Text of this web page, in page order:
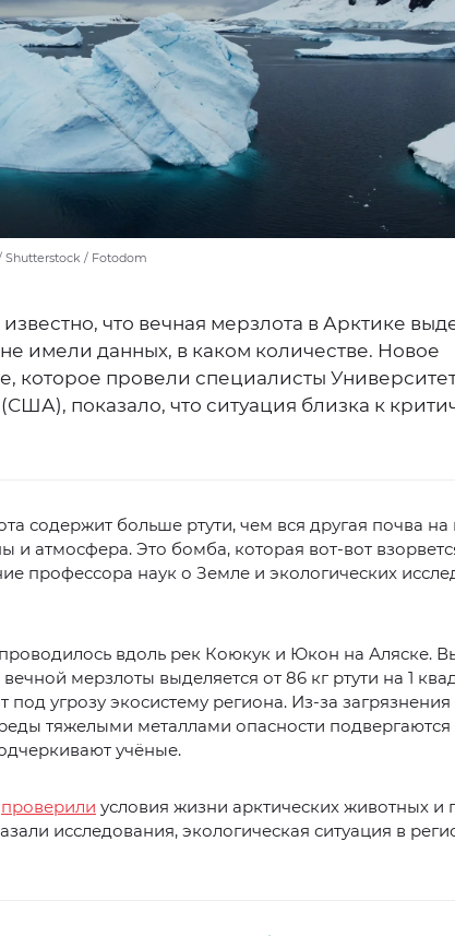
/ Fotodom
что вечная мерзлота в Арктике
не имели данных, в каком количестве. Новое
которое провели специалисты
показало, что ситуация близка к
содержит больше ртути, чем вся другая почва на
и атмосфера. Это бомба, которая вот-вот
профессора наук о Земле и экологических
вдоль рек Коюкук и Юкон на Аляске.
мерзлоты выделяется от 86 кг ртути на 1
под угрозу экосистему региона. Из-за загрязнения
тяжелыми металлами опасности подвергаются
учёные.
проверили условия жизни арктических животных и
исследования, экологическая ситуация в